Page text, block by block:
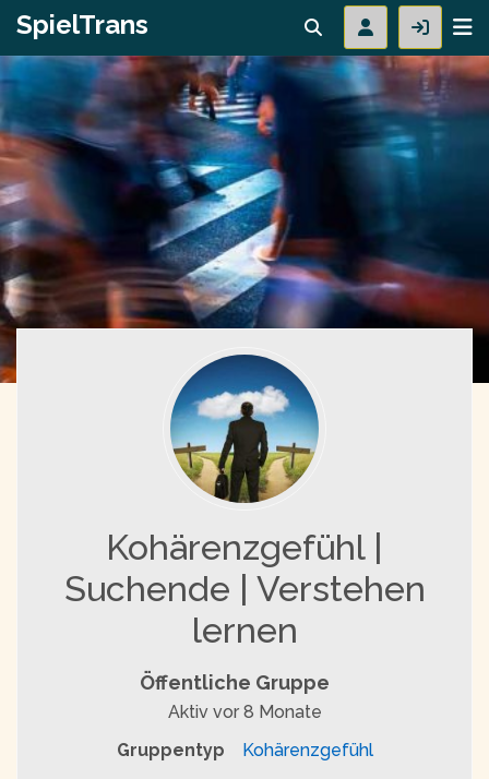
SpielTrans
Kohärenzgefühl |
Suchende | Verstehen
lernen
Öffentliche Gruppe
Aktiv vor 8 Monate
Gruppentyp
Kohärenzgefühl